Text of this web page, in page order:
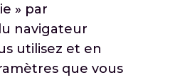
» par
navigateur
utilisez et en
que vous